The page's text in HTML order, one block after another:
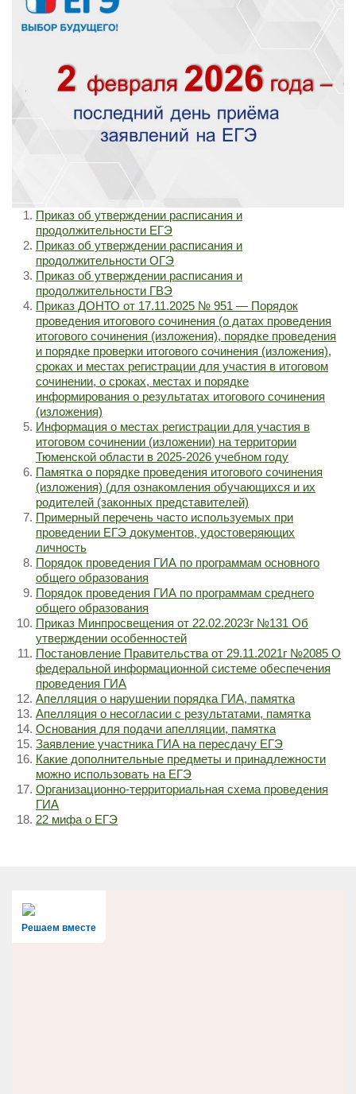
Приказ об утверждении расписания и
продолжительности ЕГЭ
Приказ об утверждении расписания и
продолжительности ОГЭ
Приказ об утверждении расписания и
продолжительности ГВЭ
Приказ ДОНТО от 17.11.2025 № 951 — Порядок
проведения итогового сочинения (о датах проведения
итогового сочинения (изложения), порядке проведения
и порядке проверки итогового сочинения (изложения),
сроках и местах регистрации для участия в итоговом
сочинении, о сроках, местах и порядке
информирования о результатах итогового сочинения
(изложения)
Информация о местах регистрации для участия в
итоговом сочинении (изложении) на территории
Тюменской области в 2025-2026 учебном году
Памятка о порядке проведения итогового сочинения
(изложения) (для ознакомления обучающихся и их
родителей (законных представителей)
Примерный перечень часто используемых при
проведении ЕГЭ документов, удостоверяющих
личность
Порядок проведения ГИА по программам основного
общего образования
Порядок проведения ГИА по программам среднего
общего образования
Приказ Минпросвещения от 22.02.2023г №131 Об
утверждении особенностей
Постановление Правительства от 29.11.2021г №2085 О
федеральной информационной системе обеспечения
проведения ГИА
Апелляция о нарушении порядка ГИА, памятка
Апелляция о несогласии с результатами, памятка
Основания для подачи апелляции, памятка
Заявление участника ГИА на пересдачу ЕГЭ
Какие дополнительные предметы и принадлежности
можно использовать на ЕГЭ
Организационно-территориальная схема проведения
ГИА
22 мифа о ЕГЭ
Решаем вместе